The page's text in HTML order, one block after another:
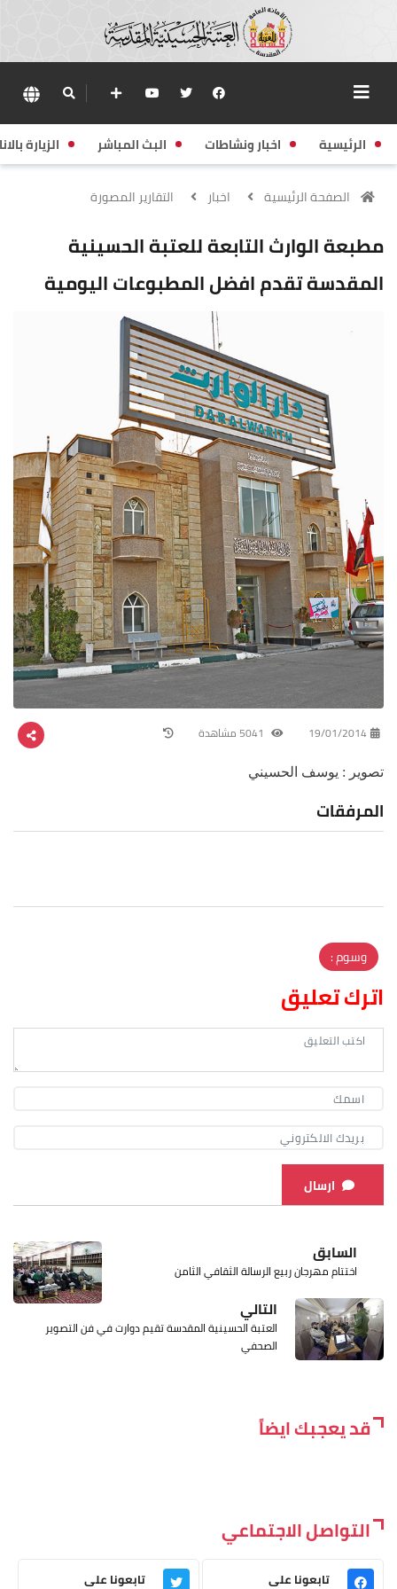
الرئيسية اخبار ونشاطات البث المباشر الزيارة
الصفحة الرئيسية اخبار التقارير المصورة
مطبعة الوارث التابعة للعتبة الحسينية
المقدسة تقدم افضل المطبوعات اليومية
19/01/2014
تصوير : يوسف الحسيني
المرفقات
وسوم :
اترك تعليق
ارسال
السابق
اختتام مهرجان ربيع الرسالة الثقافي الثامن
التالي
العتبة الحسينية المقدسة تقيم دوارت في فن التصوير
الصحفي
قد يعجبك ايضاً
التواصل الاجتماعي
تابعونا على تابعونا على